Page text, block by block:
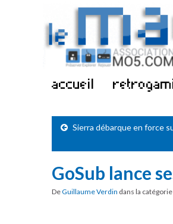
accueil
Sierra débarque en force
GoSub lance
DeGuillaume Verdin dans la catégorie